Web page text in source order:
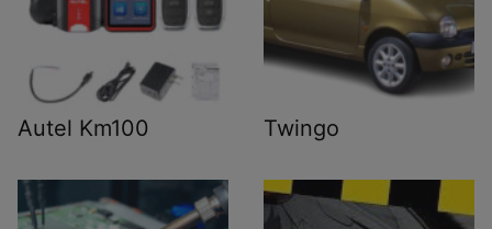
Autel Km100 Twingo